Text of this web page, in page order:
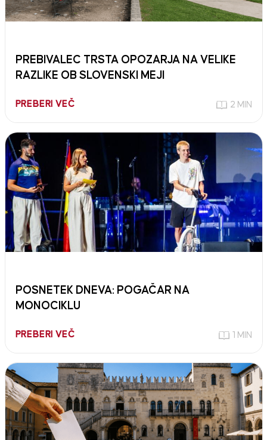
PREBIVALEC TRSTA OPOZARJA NA VELIKE
RAZLIKE OB SLOVENSKI MEJI
PREBERI VEČ 2 MIN
POSNETEK DNEVA: POGAČAR NA
MONOCIKLU
PREBERI VEČ 1 MIN